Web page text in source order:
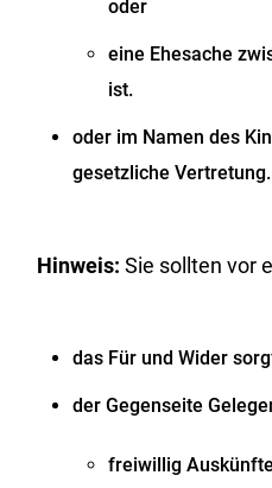
oder
eine Ehesache
ist.
oder im Namen des
gesetzliche Vertretung.
Hinweis: Sie sollten vor
das Für und Wider
der Gegenseite
freiwillig